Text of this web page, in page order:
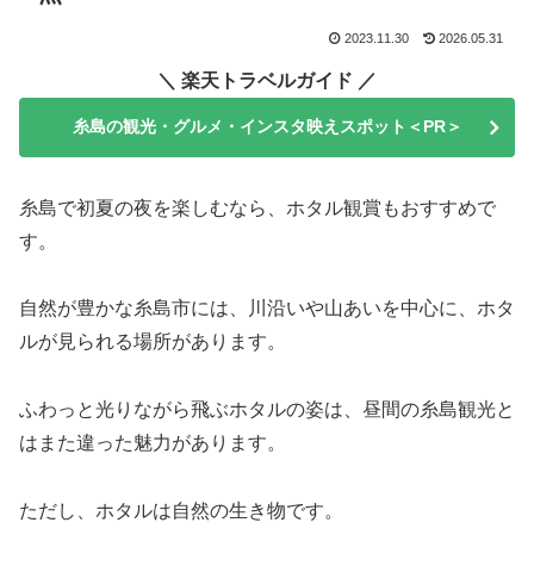
2023.11.30 2026.05.31
＼ 楽天トラベルガイド ／
糸島の観光・グルメ・インスタ映えスポット＜PR＞
糸島で初夏の夜を楽しむなら、ホタル観賞もおすすめで
す。
自然が豊かな糸島市には、川沿いや山あいを中心に、ホタ
ルが見られる場所があります。
ふわっと光りながら飛ぶホタルの姿は、昼間の糸島観光と
はまた違った魅力があります。
ただし、ホタルは自然の生き物です。